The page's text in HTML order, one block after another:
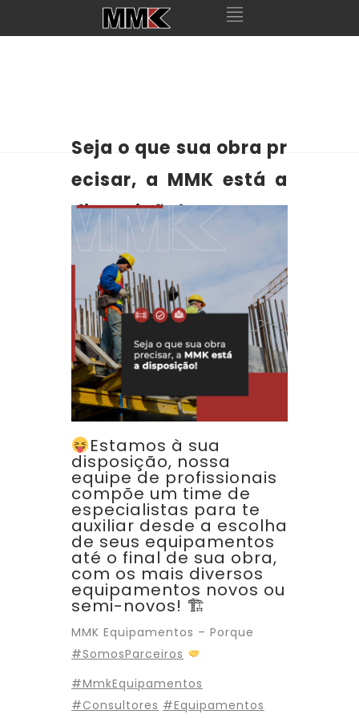
Seja o que sua obra pr
ecisar, a MMK está a
disposição!
Estamos à sua
disposição, nossa
equipe de profissionais
compõe um time de
especialistas para te
auxiliar desde a escolha
de seus equipamentos
até o final de sua obra,
com os mais diversos
equipamentos novos ou
semi-novos! 🏗
MMK Equipamentos – Porque
#SomosParceiros
#MmkEquipamentos
#Consultores #Equipamentos